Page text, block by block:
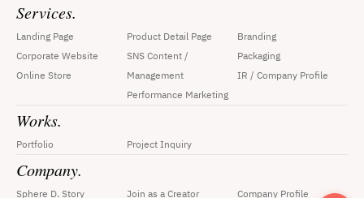
Services.
Branding
Packaging
IR / Company Profile
Landing Page
Corporate Website
Online Store
Product Detail Page
SNS Content /
Management
Performance Marketing
Works.
Portfolio Project Inquiry
Company.
Sphere D. Story Join as a Creator Company Profile